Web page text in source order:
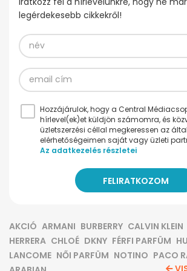
legérdekesebb cikkekről!
Hozzájárulok, hogy a Central
hírlevel(ek)et küldjön számomra, és
üzletszerzési céllal megkeressen az
elérhetőségeimen saját vagy üzleti
Az adatkezelés részletei
AKCIÓ ARMANI BURBERRY CALVIN KLEIN
HERRERA CHLOÉ DKNY FÉRFI PARFÜM
LANCOME NŐI PARFÜM NOTINO PACO